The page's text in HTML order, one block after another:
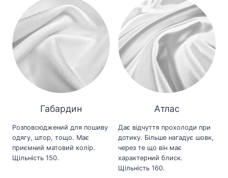
Габардин
Розповсюджений для пошиву
одягу, штор, тощо. Має
приємний матовий колір.
Щільність 150.
Атлас
Дає відчуття прохолоди при
дотику. Більше нагадує шовк,
через те що він має
характерний блиск.
Щільність 160.